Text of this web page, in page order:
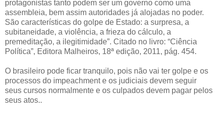
protagonistas tanto podem ser um governo como uma
assembleia, bem assim autoridades já alojadas no poder.
São características do golpe de Estado: a surpresa, a
subitaneidade, a violência, a frieza do cálculo, a
premeditação, a ilegitimidade”. Citado no livro: “Ciência
Política”, Editora Malheiros, 18ª edição, 2011, pág. 454.
O brasileiro pode ficar tranquilo, pois não vai ter golpe e os
processos do impeachment e os judiciais devem seguir
seus cursos normalmente e os culpados devem pagar pelos
seus atos..